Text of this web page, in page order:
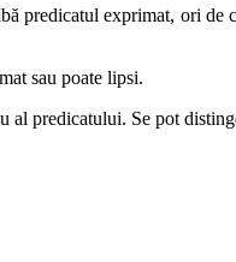
exprimat, ori de
sau poate lipsi.
al predicatului. Se pot